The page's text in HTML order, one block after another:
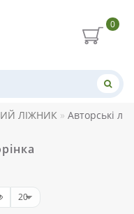
0
ЛІЖНИК Авторські